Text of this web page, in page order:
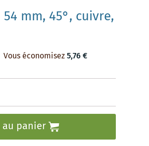
mm, 45°, cuivre,
Vous économisez5,76 €
panier